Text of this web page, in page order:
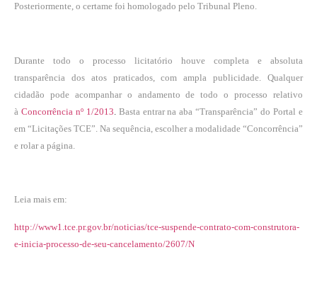
Posteriormente, o certame foi homologado pelo Tribunal Pleno.
Durante todo o processo licitatório houve completa e absoluta
transparência dos atos praticados, com ampla publicidade. Qualquer
cidadão pode acompanhar o andamento de todo o processo relativo
à Concorrência nº 1/2013 Basta entrar na aba “Transparência” do Portal e
em “Licitações TCE”. Na sequência, escolher a modalidade “Concorrência”
e rolar a página.
Leia mais em:
http://www1.tce.pr.gov.br/noticias/tce-suspende-contrato-com-construtora-
e-inicia-processo-de-seu-cancelamento/2607/N